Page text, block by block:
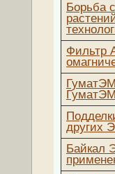
Борьба
Фильтр
ГуматЭМ
других
Байкал